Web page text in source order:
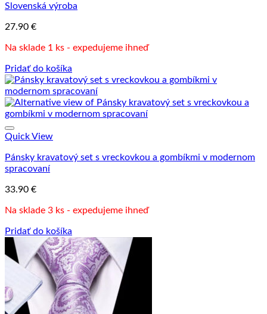
Slovenská výroba
27.90 €
Na sklade 1 ks - expedujeme ihneď
Pridať do košíka
Quick View
Pánsky kravatový set s vreckovkou a gombíkmi v modernom
spracovaní
33.90 €
Na sklade 3 ks - expedujeme ihneď
Pridať do košíka